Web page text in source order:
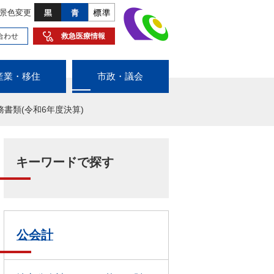
色変更
わせ 救急医療情報
業・移住 市政・議会
書類(令和6年度決算)
キーワードで探す
公会計